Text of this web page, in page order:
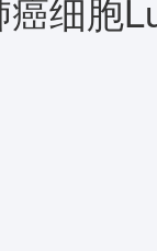
细胞